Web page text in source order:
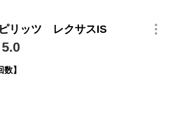
リッツ レクサスIS
5.0
】